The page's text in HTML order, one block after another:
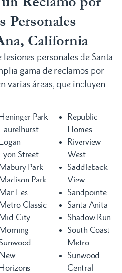
Personales
California
personales de Santa
gama de reclamos por
varias áreas, que incluyen:
Heninger Park
Laurelhurst
Logan
Lyon Street
Mabury Park
Madison Park
Mar-Les
Metro Classic
Mid-City
Morning
Sunwood
New
Horizons
Republic
Homes
Riverview
West
Saddleback
View
Sandpointe
Santa Anita
Shadow Run
South Coast
Metro
Sunwood
Central